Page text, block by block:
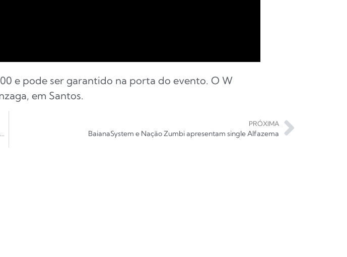
e pode ser garantido na porta do evento. O W
em Santos.
Entrevista | Paulo Miklos – “Os Mutantes foram uma influência muito importante na minha vida também”
PRÓXIMA
BaianaSystem e Nação Zumbi apresentam single Alfazema